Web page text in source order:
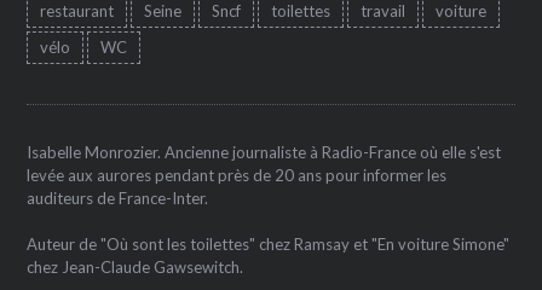
restaurant
Seine Sncf toilettes travail
voiture
vélo
WC
Isabelle Monrozier. Ancienne journaliste à Radio-France où elle s'est
levée aux aurores pendant près de 20 ans pour informer les
auditeurs de France-Inter.
Auteur de "Où sont les toilettes" chez Ramsay et "En voiture Simone"
chez Jean-Claude Gawsewitch.